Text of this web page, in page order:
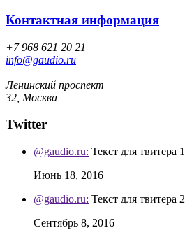
Контактная информация
+7 968 621 20 21
info@gaudio.ru
Ленинский проспект
32, Москва
Twitter
@gaudio.ru: Текст для твитера 1
Июнь 18, 2016
@gaudio.ru: Текст для твитера 2
Сентябрь 8, 2016